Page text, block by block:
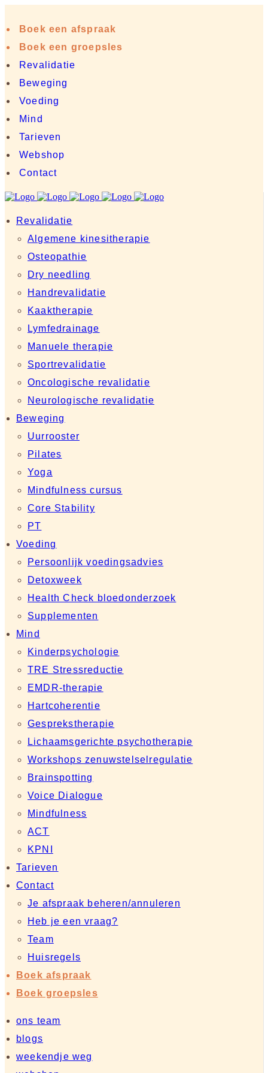
Boek een afspraak
Boek een groepsles
Revalidatie
Beweging
Voeding
Mind
Tarieven
Webshop
Contact
Revalidatie
Algemene kinesitherapie
Osteopathie
Dry needling
Handrevalidatie
Kaaktherapie
Lymfedrainage
Manuele therapie
Sportrevalidatie
Oncologische revalidatie
Neurologische revalidatie
Beweging
Uurrooster
Pilates
Yoga
Mindfulness cursus
Core Stability
PT
Voeding
Persoonlijk voedingsadvies
Detoxweek
Health Check bloedonderzoek
Supplementen
Mind
Kinderpsychologie
TRE Stressreductie
EMDR-therapie
Hartcoherentie
Gesprekstherapie
Lichaamsgerichte psychotherapie
Workshops zenuwstelselregulatie
Brainspotting
Voice Dialogue
Mindfulness
ACT
KPNI
Tarieven
Contact
Je afspraak beheren/annuleren
Heb je een vraag?
Team
Huisregels
Boek afspraak
Boek groepsles
ons team
blogs
weekendje weg